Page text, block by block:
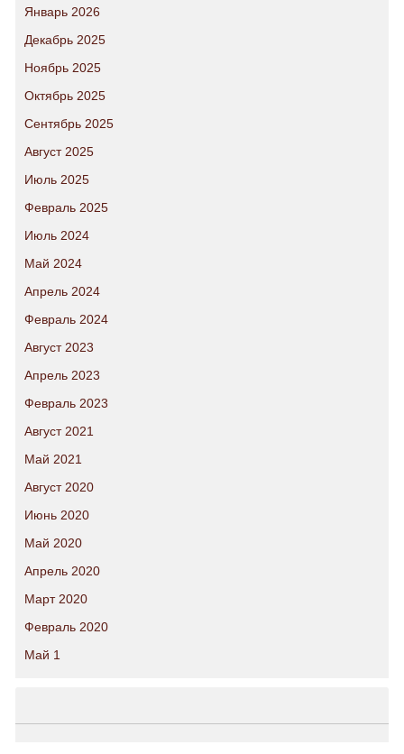
Январь 2026
Декабрь 2025
Ноябрь 2025
Октябрь 2025
Сентябрь 2025
Август 2025
Июль 2025
Февраль 2025
Июль 2024
Май 2024
Апрель 2024
Февраль 2024
Август 2023
Апрель 2023
Февраль 2023
Август 2021
Май 2021
Август 2020
Июнь 2020
Май 2020
Апрель 2020
Март 2020
Февраль 2020
Май 1